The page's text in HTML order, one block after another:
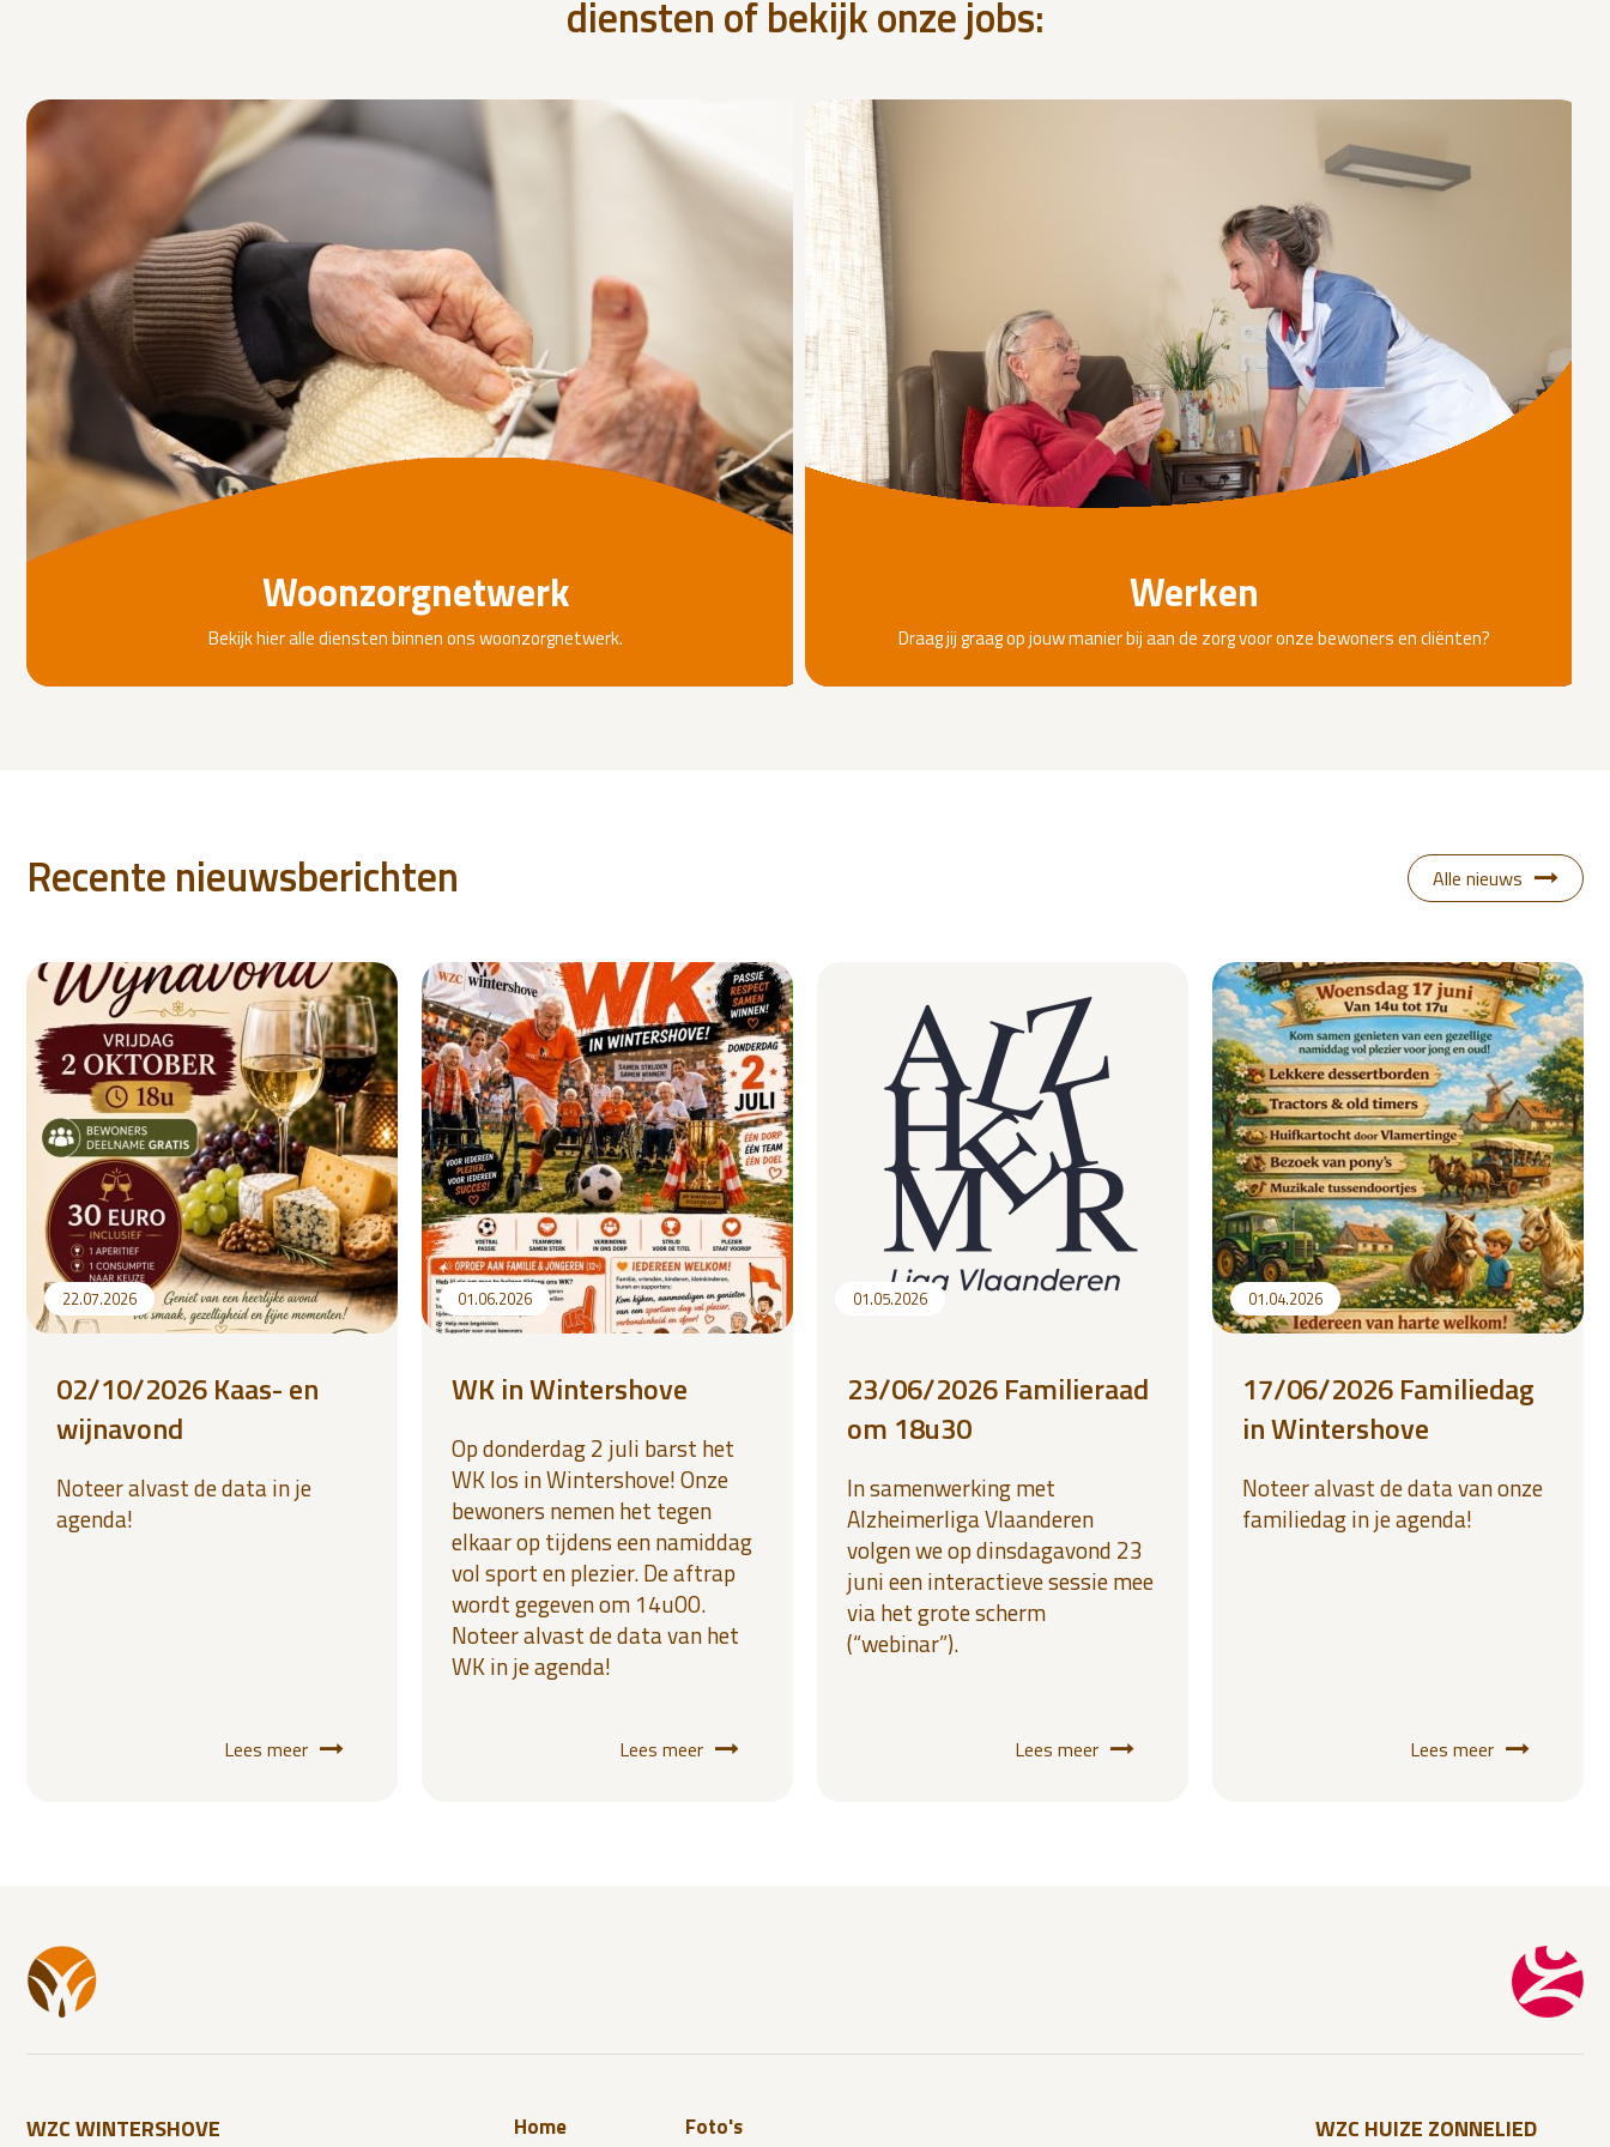
diensten of bekijk onze jobs:
Woonzorgnetwerk
Bekijk hier alle diensten binnen ons woonzorgnetwerk.
Werken
Draag jij graag op jouw manier bij aan de zorg voor onze bewoners en cliënten?
Recente nieuwsberichten Alle nieuws
22.07.2026
02/10/2026 Kaas- en
wijnavond
Noteer alvast de data in je
agenda!
Lees meer
01.06.2026
WK in Wintershove
Op donderdag 2 juli barst het
WK los in Wintershove! Onze
bewoners nemen het tegen
elkaar op tijdens een namiddag
vol sport en plezier. De aftrap
wordt gegeven om 14u00.
Noteer alvast de data van het
WK in je agenda!
Lees meer
01.05.2026
23/06/2026 Familieraad
om 18u30
In samenwerking met
Alzheimerliga Vlaanderen
volgen we op dinsdagavond 23
juni een interactieve sessie mee
via het grote scherm
(“webinar”).
Lees meer
01.04.2026
17/06/2026 Familiedag
in Wintershove
Noteer alvast de data van onze
familiedag in je agenda!
Lees meer
WZC WINTERSHOVE
Home
Foto's
WZC HUIZE ZONNELIED